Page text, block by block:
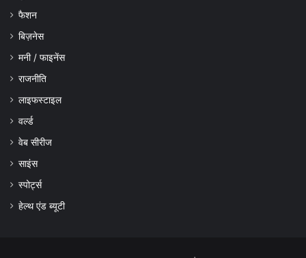
फैशन
बिज़नेस
मनी / फाइनेंस
राजनीति
लाइफस्टाइल
वर्ल्ड
वेब सीरीज
साइंस
स्पोर्ट्स
हेल्थ एंड ब्यूटी